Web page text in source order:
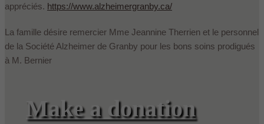
appréciés. https://www.alzheimergranby.ca/
La famille désire remercier Mme Jeannine Therrien et le personnel
de la Société Alzheimer de Granby pour les bons soins prodigués
à M. Bernier
Make a donation